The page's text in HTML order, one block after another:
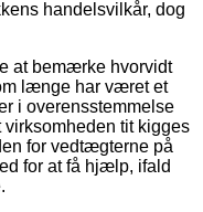
handelsvilkår, dog
at bemærke hvorvidt
længe har været et
i overensstemmelse
tit kigges
for vedtægterne på
for at få hjælp, ifald